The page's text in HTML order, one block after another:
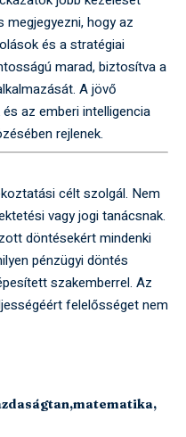
hogy az
és a stratégiai
marad, biztosítva a
A jövő
az emberi intelligencia
rejlenek.
célt szolgál. Nem
vagy jogi tanácsnak.
döntésekért mindenki
pénzügyi döntés
szakemberrel. Az
felelősséget nem
matematika